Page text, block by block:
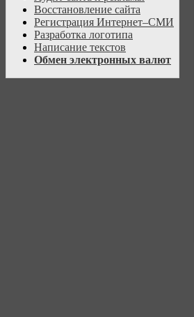
Восстановление сайта
Регистрация Интернет–СМИ
Разработка логотипа
Написание текстов
Обмен электронных валют